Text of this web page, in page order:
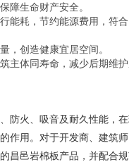
障生命财产安全。
能耗，节约能源费用，符
，创造健康宜居空间。
主体同寿命，减少后期维
防火、吸音及耐久性能，
作用。对于开发商、建筑
昌邑岩棉板产品，并配合